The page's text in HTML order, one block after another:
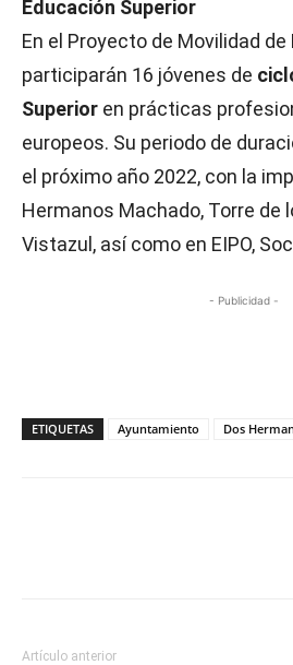
Educación Superior
En el Proyecto de Movilidad
participarán 16 jóvenes de
Superior en prácticas
europeos. Su periodo de
el próximo año 2022, con la
Hermanos Machado, Torre de
Vistazul, así como en EIPO,
- Publicidad -
ETIQUETAS Ayuntamiento Dos
Artículo anterior